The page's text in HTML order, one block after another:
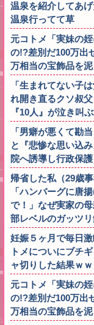
温泉を紹介してあ
温泉行ってて草
元コトメ「実妹の
の!?差別だ100万出
万相当の宝飾品を
「生まれてない子
れ開き直るクソ叔
『10人』が泣き叫
「男癖が悪くて勘
と『悲惨な思い込
院へ誘導し行政保
帰省した私（29歳
「ハンバーグに唐
で！」なぜ実家の
部レベルのガッツ
妊娠５ヶ月で毎日
トメについにブチ
ャ切りした結果ｗ
元コトメ「実妹の
の!?差別だ100万出
万相当の宝飾品を